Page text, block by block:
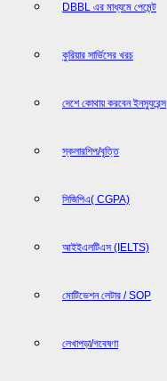
DBBL এর মাধ্যমে পেমেন্ট
কুরিয়ার সার্ভিসের খরচ
দেশে কোথায় করবেন ইনস্যুরেন্স
স্কলারশিপ/বৃত্তি
সিজিপিএ( CGPA)
আইইএলটিএস (IELTS)
মোটিভেশন লেটার / SOP
লেখাপড়া/গবেষণা